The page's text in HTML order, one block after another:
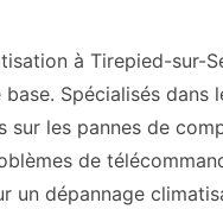
à Tirepied-sur-
Spécialisés dans
les pannes de
de
un dépannage